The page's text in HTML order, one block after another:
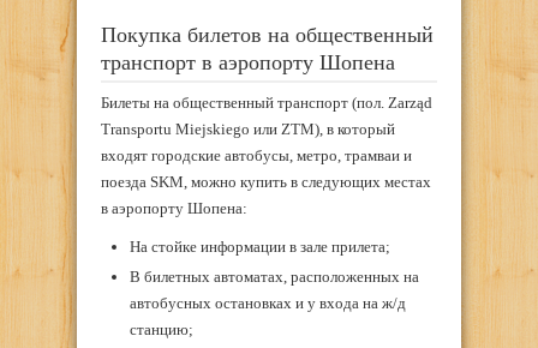
Покупка билетов на общественный
транспорт в аэропорту Шопена
Билеты на общественный транспорт (пол. Zarząd
Transportu Miejskiego или ZTM), в который
входят городские автобусы, метро, трамваи и
поезда SKM, можно купить в следующих местах
в аэропорту Шопена:
На стойке информации в зале прилета;
В билетных автоматах, расположенных на
автобусных остановках и у входа на ж/д
станцию;